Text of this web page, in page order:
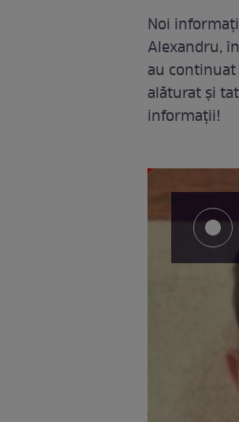
Noi
Alexandru,
au
alăturat și
informații!